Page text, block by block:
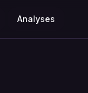
Analyses